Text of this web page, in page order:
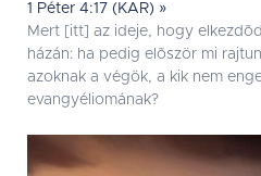
1 Péter 4:17 (KAR) »
Mert [itt] az ideje, hogy
házán: ha pedig elõször mi
azoknak a végök, a kik nem
evangyéliomának?